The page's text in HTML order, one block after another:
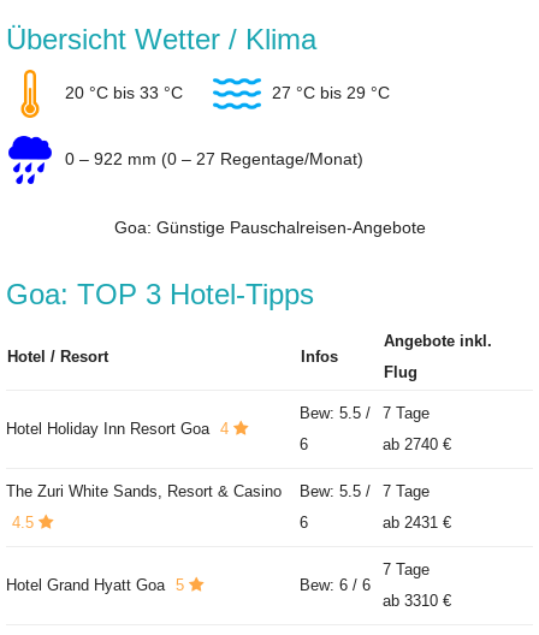
Übersicht Wetter / Klima
20 °C bis 33 °C 27 °C bis 29 °C
0 – 922 mm (0 – 27 Regentage/Monat)
Goa: Günstige Pauschalreisen-Angebote
Goa: TOP 3 Hotel-Tipps
Hotel / Resort Infos
Angebote inkl.
Flug
Hotel Holiday Inn Resort Goa 4
Bew: 5.5 /
6
7 Tage
ab 2740 €
The Zuri White Sands, Resort & Casino
4.5
Bew: 5.5 /
6
7 Tage
ab 2431 €
Hotel Grand Hyatt Goa 5 Bew: 6 / 6
7 Tage
ab 3310 €